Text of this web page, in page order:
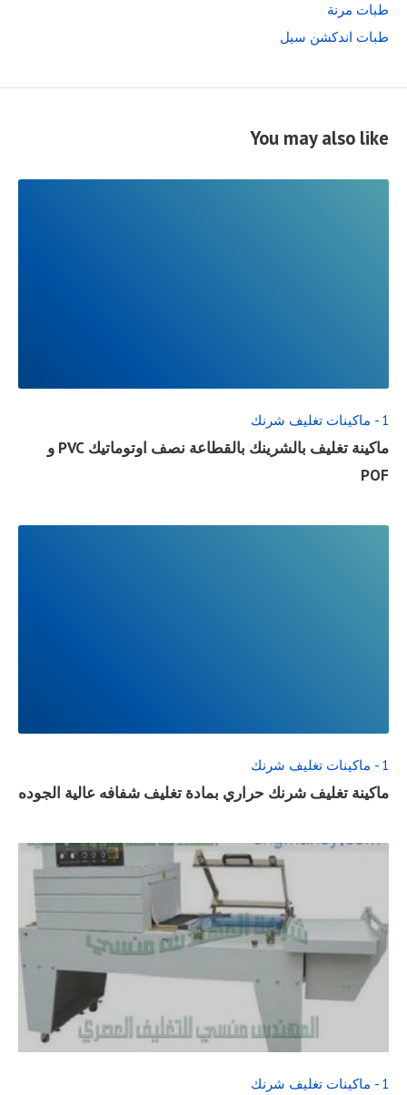
طبات مرنة
طبات اندكشن سيل
You may also like
1 - ماكينات تغليف شرنك
ماكينة تغليف بالشرينك بالقطاعة نصف اوتوماتيك PVC و
POF
1 - ماكينات تغليف شرنك
ماكينة تغليف شرنك حراري بمادة تغليف شفافه عالية الجوده
POST
1 - ماكينات تغليف شرنك